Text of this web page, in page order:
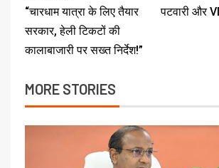
“चारधाम यात्रा के लिए तैयार
सरकार, हेली टिकटों की
कालाबाजारी पर सख्त निर्देश!”
पटवारी और
MORE STORIES